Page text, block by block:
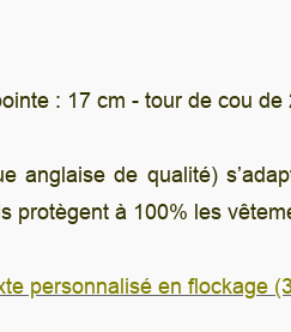
à 35 cm (2 pressions).
parfaitement aux
de votre bébé des
eur) ou Broderie ( 7eur)